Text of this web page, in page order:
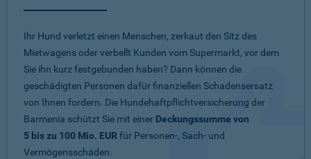
Ihr Hund verletzt einen Menschen, zerkaut den Sitz des
Mietwagens oder verbellt Kunden vom Supermarkt, vor dem
Sie ihn kurz festgebunden haben? Dann können die
geschädigten Personen dafür finanziellen Schadensersatz
von Ihnen fordern. Die Hundehaftpflichtversicherung der
Barmenia schützt Sie mit einer Deckungssumme von
5 bis zu 100 Mio. EURfür Personen-, Sach- und
Vermögensschäden.